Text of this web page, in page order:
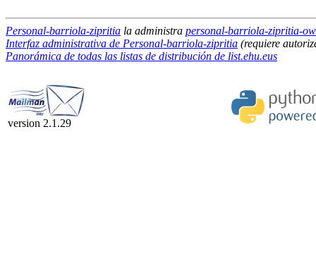
Personal-barriola-zipritia la administra personal-barriola-zipritia-
Interfaz administrativa de Personal-barriola-zipritia (requiere
Panorámica de todas las listas de distribución de list.ehu.eus
version 2.1.29